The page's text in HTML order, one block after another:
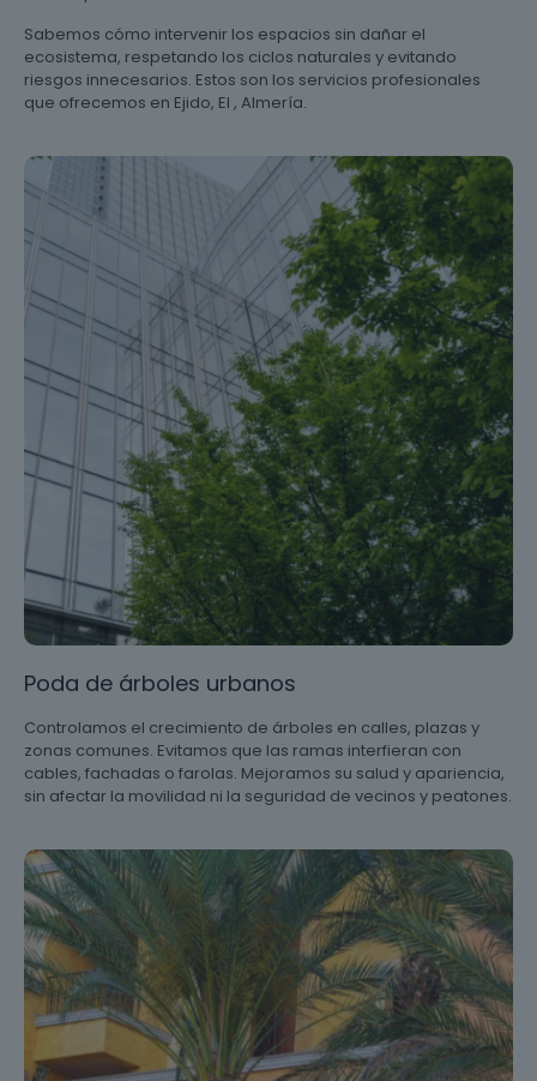
Sabemos cómo intervenir los espacios sin dañar el
ecosistema, respetando los ciclos naturales y evitando
riesgos innecesarios. Estos son los servicios profesionales
que ofrecemos en Ejido, El , Almería.
Poda de árboles urbanos
Controlamos el crecimiento de árboles en calles, plazas y
zonas comunes. Evitamos que las ramas interfieran con
cables, fachadas o farolas. Mejoramos su salud y apariencia,
sin afectar la movilidad ni la seguridad de vecinos y peatones.